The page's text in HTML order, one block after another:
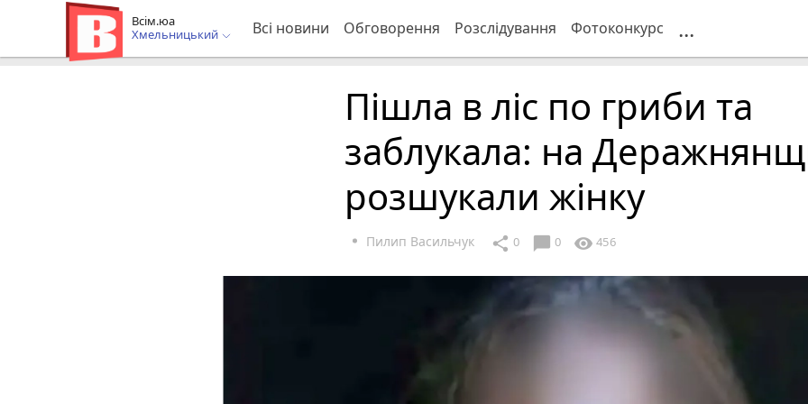
Всім.юа
Хмельницький
Всі новини Обговорення Розслідування Фотоконкурс ...
Пішла в ліс по гриби та
заблукала: на
розшукали жінку
Пилип Васильчук share 0 chat_bubble 0 visibility 456